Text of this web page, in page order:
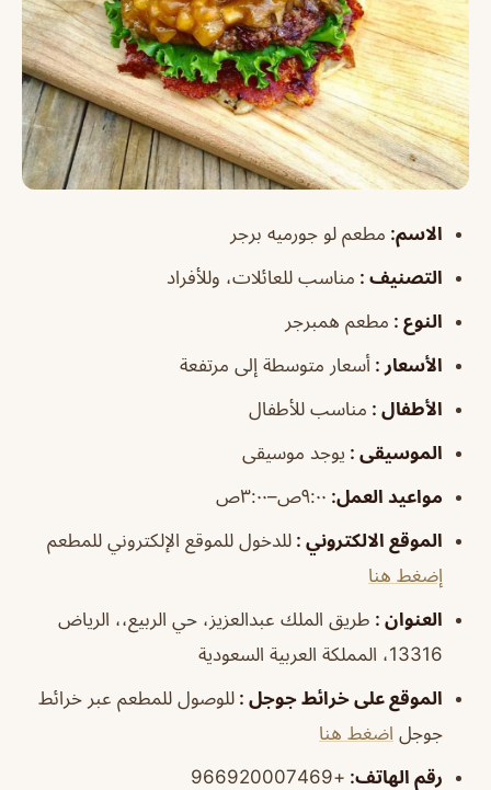
الاسم: مطعم لو جورميه برجر
التصنيف : مناسب للعائلات، وللأفراد
النوع : مطعم همبرجر
الأسعار : أسعار متوسطة إلى مرتفعة
الأطفال : مناسب للأطفال
الموسيقى : يوجد موسيقى
مواعيد العمل: ٩:٠٠ص–٣:٠٠ص
الموقع الالكتروني : للدخول للموقع الإلكتروني للمطعم
إضغط هنا
العنوان : طريق الملك عبدالعزيز، حي الربيع،، الرياض
13316، المملكة العربية السعودية
الموقع على خرائط جوجل : للوصول للمطعم عبر خرائط
جوجل اضغط هنا
رقم الهاتف: +966920007469